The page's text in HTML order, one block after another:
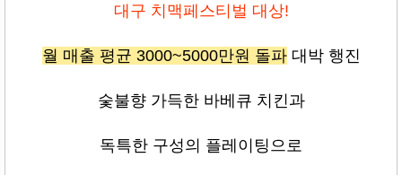
대구 치맥페스티벌 대상!
월 매출 평균 3000~5000만원 돌파대박 행진
숯불향 가득한 바베큐 치킨과
독특한 구성의 플레이팅으로